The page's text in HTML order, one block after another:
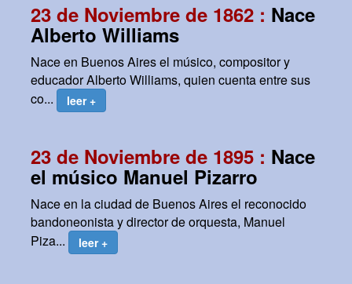
23 de Noviembre de 1862 : Nace
Alberto Williams
Nace en Buenos Aires el músico, compositor y
educador Alberto Williams, quien cuenta entre sus
co...
leer +
23 de Noviembre de 1895 : Nace
el músico Manuel Pizarro
Nace en la ciudad de Buenos Aires el reconocido
bandoneonista y director de orquesta, Manuel
Piza...
leer +